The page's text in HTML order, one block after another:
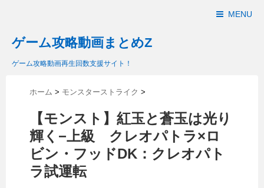
MENU
ゲーム攻略動画まとめZ
ゲーム攻略動画再生回数支援サイト！
ホーム > モンスターストライク >
【モンスト】紅玉と蒼玉は光り
輝く−上級 クレオパトラ×ロ
ビン・フッドDK：クレオパト
ラ試運転